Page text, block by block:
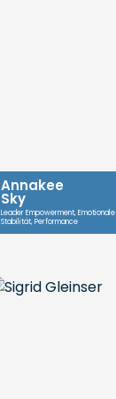
Annakee
Sky
Leader Empowerment, Emotionale
Stabilität, Performance